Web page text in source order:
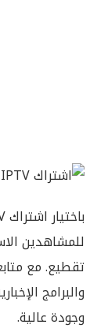
للمشاهدين
تقطيع. مع
والبرامج
وجودة عالية.